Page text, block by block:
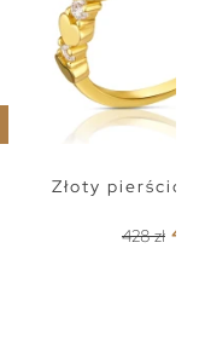
Złoty
428 zł